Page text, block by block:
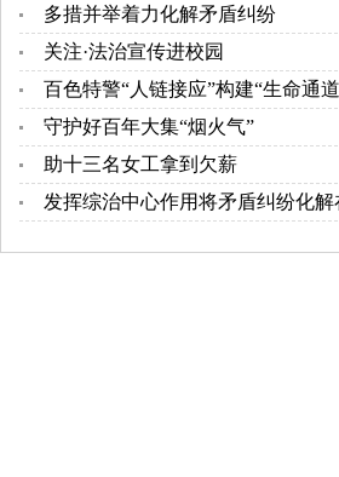
多措并举着力化解矛盾纠纷
关注·法治宣传进校园
百色特警“人链接应”构建“生命通
守护好百年大集“烟火气”
助十三名女工拿到欠薪
发挥综治中心作用将矛盾纠纷化解